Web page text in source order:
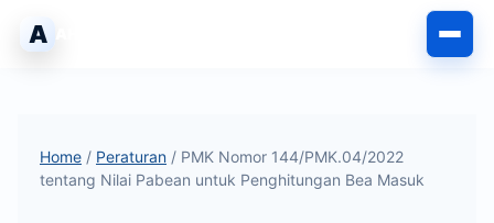
A
Home / Peraturan / PMK Nomor 144/PMK.04/2022
tentang Nilai Pabean untuk Penghitungan Bea Masuk